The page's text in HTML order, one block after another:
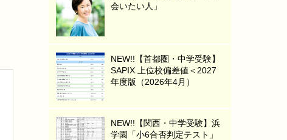
会いたい人」
NEW!!【首都圏・中学受験】
SAPIX 上位校偏差値＜2027
年度版（2026年4月）
NEW!!【関西・中学受験】浜
学園「小6合否判定テスト」